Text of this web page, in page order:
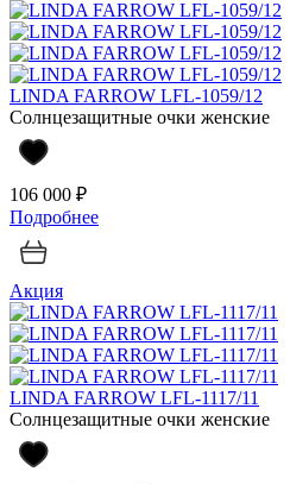
LINDA FARROW LFL-1059/12
Солнцезащитные очки женские
106 000 ₽
Подробнее
Акция
LINDA FARROW LFL-1117/11
Солнцезащитные очки женские